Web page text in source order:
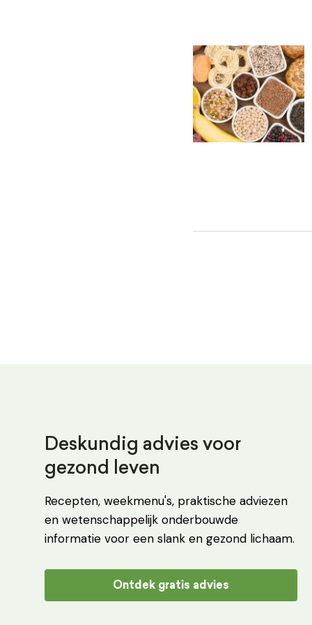
Deskundig advies voor
gezond leven
Recepten, weekmenu's, praktische adviezen
en wetenschappelijk onderbouwde
informatie voor een slank en gezond lichaam.
Ontdek gratis advies